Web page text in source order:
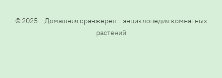
© 2025 – Домашняя оранжерея – энциклопедия комнатных
растений